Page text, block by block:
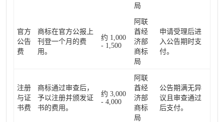
局
官方
公告
费
商标在官方公报上
刊登一个月的费
用。
约 1,000
- 1,500
阿联
酋经
济部
商标
局
申请受理后进
入公告期时支
付。
注册
与证
书费
商标通过审查后，
予以注册并颁发证
书的费用。
约 3,000
- 4,000
阿联
酋经
济部
商标
局
公告期满无异
议且审查通过
后支付。